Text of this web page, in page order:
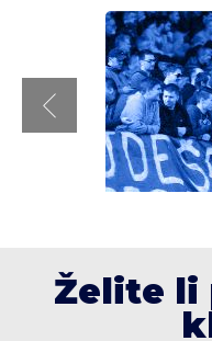
Želite li